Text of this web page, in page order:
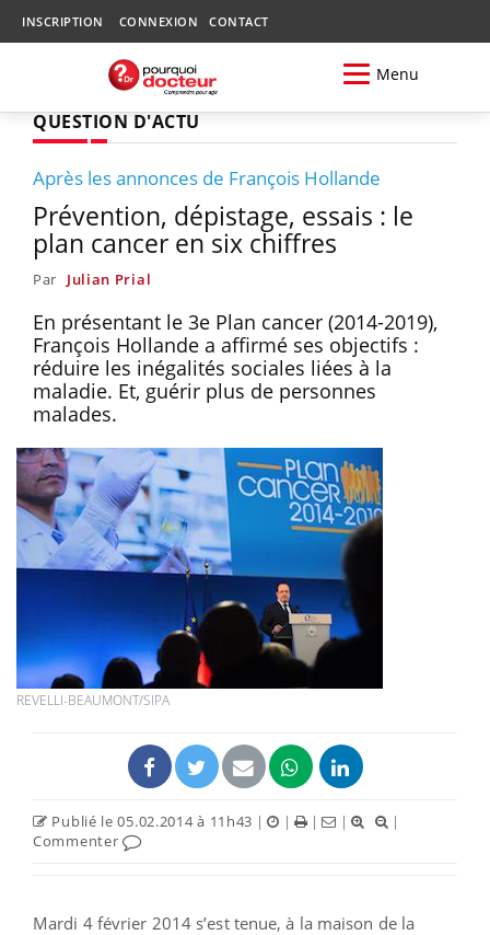
INSCRIPTION CONNEXION CONTACT
Menu
QUESTION D'ACTU
Après les annonces de François Hollande
Prévention, dépistage, essais : le
plan cancer en six chiffres
Par Julian Prial
En présentant le 3e Plan cancer (2014-2019),
François Hollande a affirmé ses objectifs :
réduire les inégalités sociales liées à la
maladie. Et, guérir plus de personnes
malades.
REVELLI-BEAUMONT/SIPA
Publié le 05.02.2014 à 11h43 | | | |
|
Commenter
Mardi 4 février 2014 s’est tenue, à la maison de la